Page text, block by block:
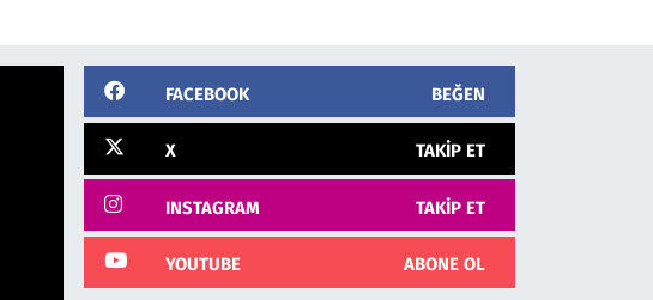
FACEBOOK BEĞEN
X TAKIP ET
INSTAGRAM TAKIP ET
YOUTUBE ABONE OL